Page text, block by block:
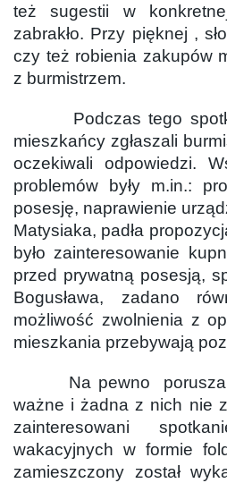
też sugestii w
zabrakło. Przy pięknej ,
czy też robienia zakupów
z burmistrzem.
Podczas tego
mieszkańcy zgłaszali
oczekiwali odpowiedzi.
problemów były m.in.:
posesję, naprawienie
Matysiaka, padła
było zainteresowanie
przed prywatną posesją,
Bogusława, zadano
możliwość zwolnienia z
mieszkania przebywają
Na pewno poruszane
ważne i żadna z nich nie
zainteresowani
wakacyjnych w formie
zamieszczony został